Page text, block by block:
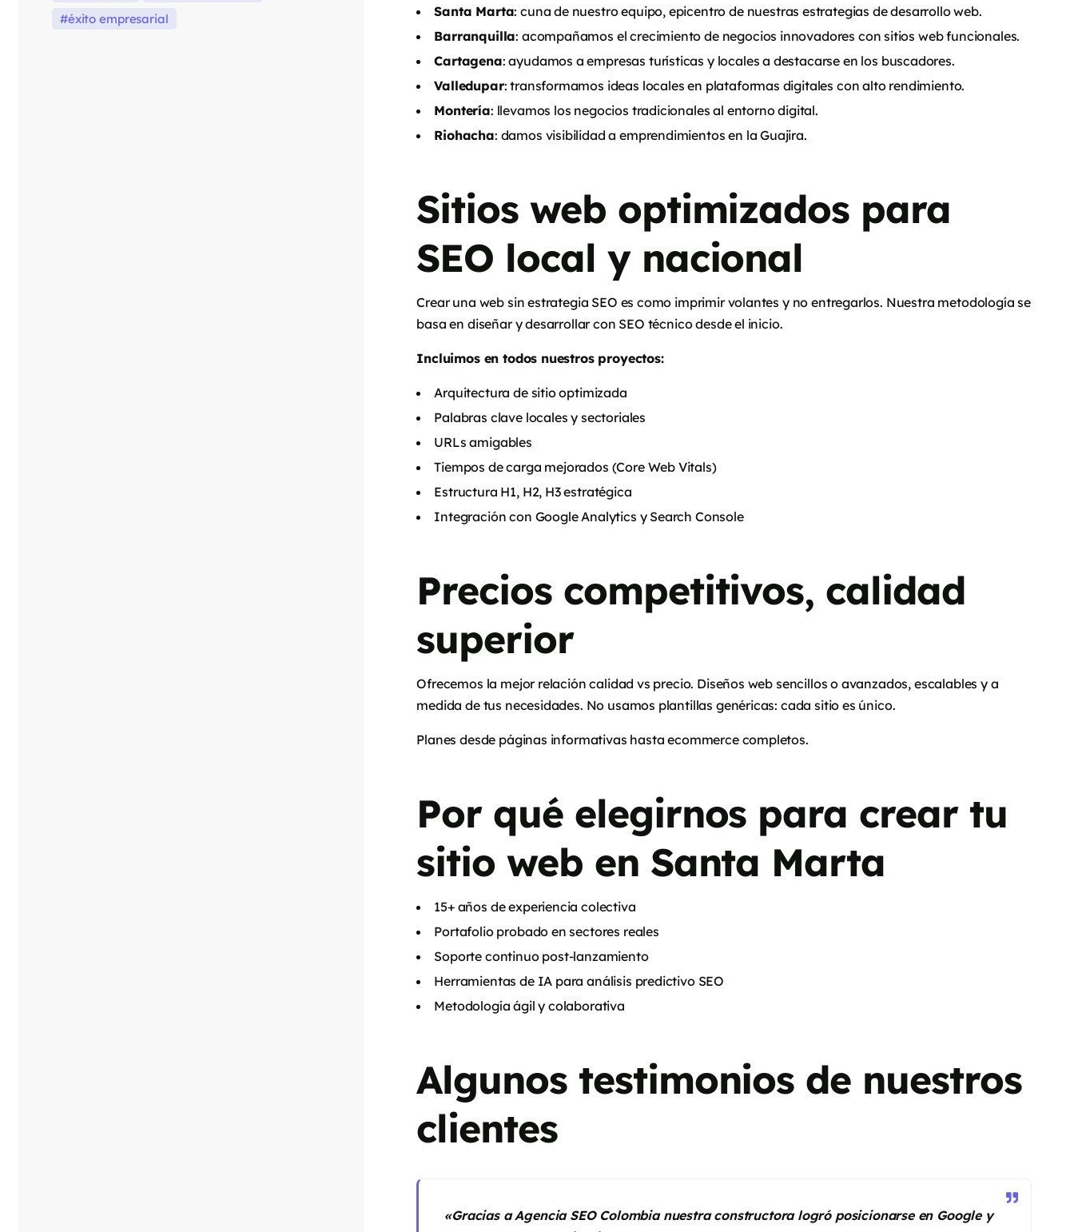
Santa Marta: cuna de nuestro equipo, epicentro de nuestras estrategias de desarrollo web.
Barranquilla: acompañamos el crecimiento de negocios innovadores con sitios web funcionales.
Cartagena: ayudamos a empresas turísticas y locales a destacarse en los buscadores.
Valledupar: transformamos ideas locales en plataformas digitales con alto rendimiento.
Montería: llevamos los negocios tradicionales al entorno digital.
Riohacha: damos visibilidad a emprendimientos en la Guajira.
Sitios web optimizados para
SEO local y nacional
Crear una web sin estrategia SEO es como imprimir volantes y no entregarlos. Nuestra metodología se
basa en diseñar y desarrollar con SEO técnico desde el inicio.
Incluimos en todos nuestros proyectos:
Arquitectura de sitio optimizada
Palabras clave locales y sectoriales
URLs amigables
Tiempos de carga mejorados (Core Web Vitals)
Estructura H1, H2, H3 estratégica
Integración con Google Analytics y Search Console
Precios competitivos, calidad
superior
Ofrecemos la mejor relación calidad vs precio. Diseños web sencillos o avanzados, escalables y a
medida de tus necesidades. No usamos plantillas genéricas: cada sitio es único.
Planes desde páginas informativas hasta ecommerce completos.
Por qué elegirnos para crear tu
sitio web en Santa Marta
15+ años de experiencia colectiva
Portafolio probado en sectores reales
Soporte continuo post-lanzamiento
Herramientas de IA para análisis predictivo SEO
Metodología ágil y colaborativa
Algunos testimonios de nuestros
clientes
«Gracias a Agencia SEO Colombia nuestra constructora logró posicionarse en Google y
éxito empresarial